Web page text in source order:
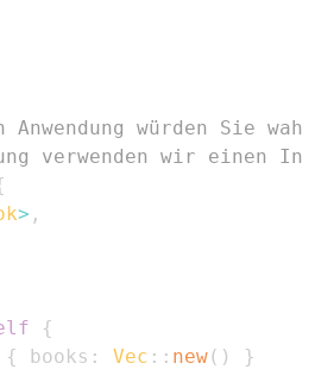
würden Sie
verwenden wir einen In-
> ,
{
{ books : Vec :: new( )
}